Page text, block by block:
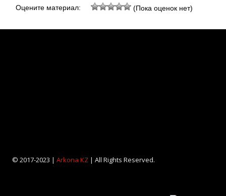
Оцените материал: (Пока оценок нет)
© 2017-2023 | Arkona KZ| All Rights Reserved.